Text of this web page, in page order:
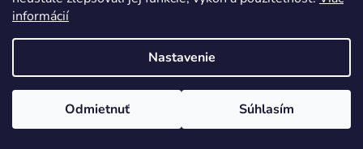
informácií
Nastavenie
Odmietnuť Súhlasím